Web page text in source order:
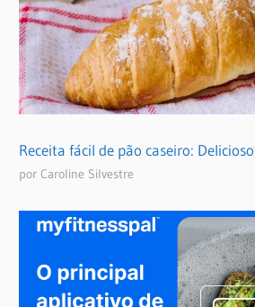
Receita fácil de pão caseiro:
por Caroline Silvestre